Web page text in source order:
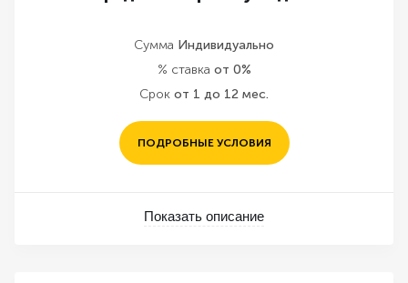
Сумма Индивидуально
% ставка от 0%
Срок от 1 до 12 мес.
ПОДРОБНЫЕ УСЛОВИЯ
Показать описание